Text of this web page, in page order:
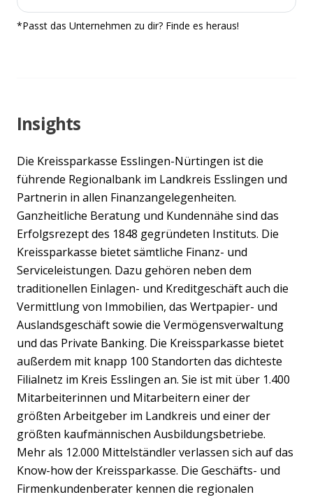
*Passt das Unternehmen zu dir? Finde es heraus!
Insights
Die Kreissparkasse Esslingen-Nürtingen ist die
führende Regionalbank im Landkreis Esslingen und
Partnerin in allen Finanzangelegenheiten.
Ganzheitliche Beratung und Kundennähe sind das
Erfolgsrezept des 1848 gegründeten Instituts. Die
Kreissparkasse bietet sämtliche Finanz- und
Serviceleistungen. Dazu gehören neben dem
traditionellen Einlagen- und Kreditgeschäft auch die
Vermittlung von Immobilien, das Wertpapier- und
Auslandsgeschäft sowie die Vermögensverwaltung
und das Private Banking. Die Kreissparkasse bietet
außerdem mit knapp 100 Standorten das dichteste
Filialnetz im Kreis Esslingen an. Sie ist mit über 1.400
Mitarbeiterinnen und Mitarbeitern einer der
größten Arbeitgeber im Landkreis und einer der
größten kaufmännischen Ausbildungsbetriebe.
Mehr als 12.000 Mittelständler verlassen sich auf das
Know-how der Kreissparkasse. Die Geschäfts- und
Firmenkundenberater kennen die regionalen